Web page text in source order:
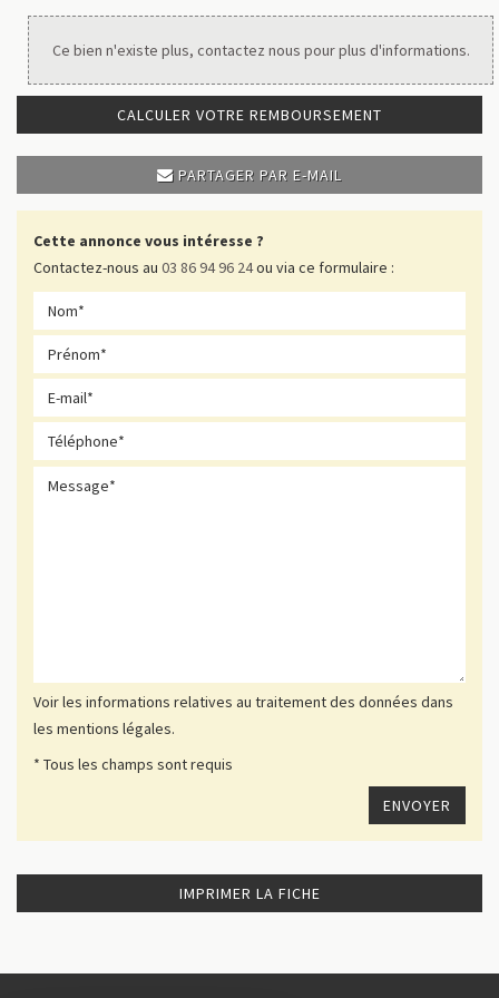
Ce bien n'existe plus, contactez nous pour plus d'informations.
CALCULER VOTRE REMBOURSEMENT
PARTAGER PAR E-MAIL
Cette annonce vous intéresse ?
Contactez-nous au 03 86 94 96 24ou via ce formulaire :
Voir les informations relatives au traitement des données dans
les mentions légales.
* Tous les champs sont requis
IMPRIMER LA FICHE